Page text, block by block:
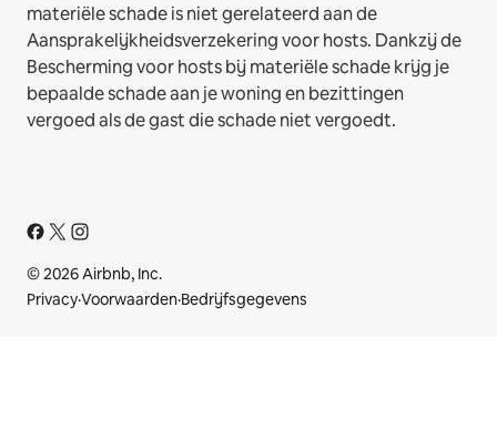
materiële schade is niet gerelateerd aan de
Aansprakelijkheidsverzekering voor hosts. Dankzij de
Bescherming voor hosts bij materiële schade krijg je
bepaalde schade aan je woning en bezittingen
vergoed als de gast die schade niet vergoedt.
© 2026 Airbnb, Inc.
Privacy·Voorwaarden·Bedrijfsgegevens